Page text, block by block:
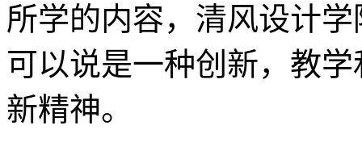
所学的内容，清风设计
可以说是一种创新，教
新精神。